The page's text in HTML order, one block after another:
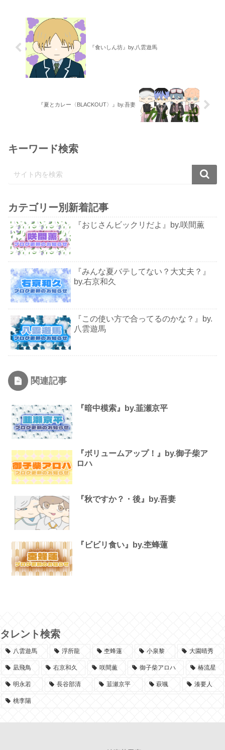
『食いしん坊』by.八雲遊馬
『夏とカレー〈BLACKOUT〉』by.吾妻
キーワード検索
カテゴリー別新着記事
『おじさんビックリだよ』by.咲間薫
『みんな夏バテしてない？大丈夫？』
by.右京和久
『この使い方で合ってるのかな？』by.
八雲遊馬
関連記事
『暗中模索』by.韮瀬京平
『ボリュームアップ！』by.御子柴ア
ロハ
『秋ですか？・後』by.吾妻
『ビビリ食い』by.杢蜂蓮
タレント検索
八雲遊馬 浮所龍 杢蜂蓮 小泉黎 大園晴秀
凪飛鳥 右京和久 咲間薫 御子柴アロハ 椿流星
明永若 長谷部清 韮瀬京平 萩颯 湊要人
桃李陽